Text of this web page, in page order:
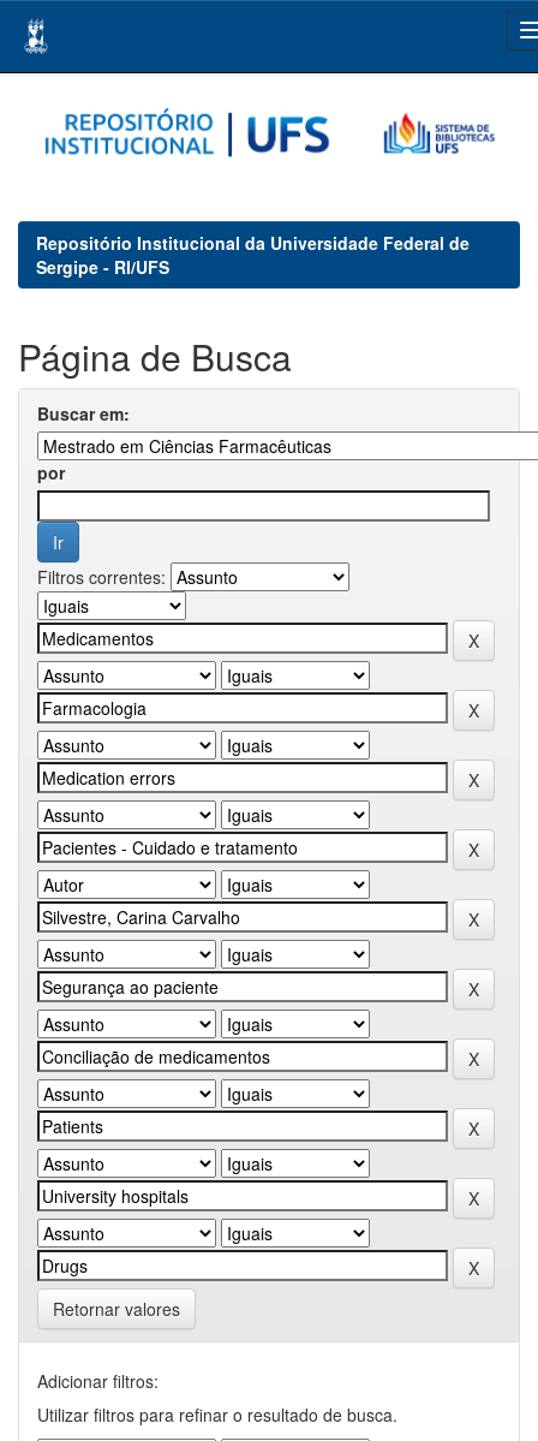
navigation
Repositório Institucional da Universidade Federal de
Sergipe - RI/UFS
Página de Busca
Buscar em:
por
Filtros correntes:
Retornar valores
Adicionar filtros:
Utilizar filtros para refinar o resultado de busca.